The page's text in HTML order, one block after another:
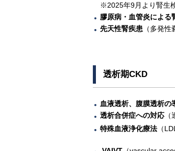
※2025年9月より腎生
膠原病・血管炎による
先天性腎疾患 （多発
透析期CKD
血液透析、腹膜透析の
透析合併症への対応（
特殊血液浄化療法（